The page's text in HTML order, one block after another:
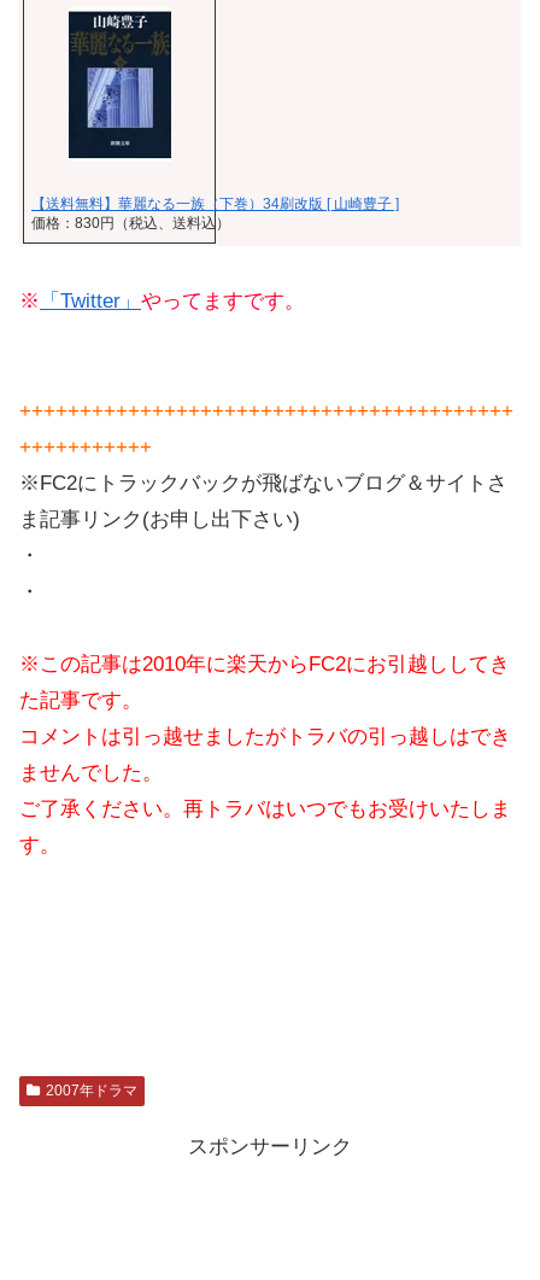
【送料無料】華麗なる一族（下巻）34刷改版 [ 山崎豊子 ]
価格：830円（税込、送料込）
※ 「Twitter」 やってますです。
+++++++++++++++++++++++++++++++++++++++++
+++++++++++
※FC2にトラックバックが飛ばないブログ＆サイトさ
ま記事リンク(お申し出下さい)
・
・
※この記事は2010年に楽天からFC2にお引越ししてき
た記事です。
コメントは引っ越せましたがトラバの引っ越しはでき
ませんでした。
ご了承ください。再トラバはいつでもお受けいたしま
す。
2007年ドラマ
スポンサーリンク